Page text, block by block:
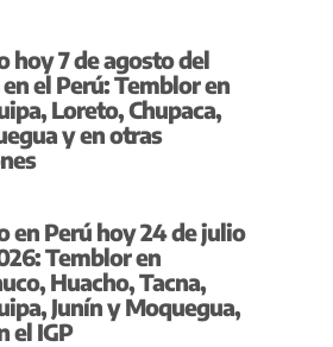
hoy 7 de agosto del
el Perú: Temblor en
Loreto, Chupaca,
y en otras
en Perú hoy 24 de julio
Temblor en
Huacho, Tacna,
Junín y Moquegua,
el IGP